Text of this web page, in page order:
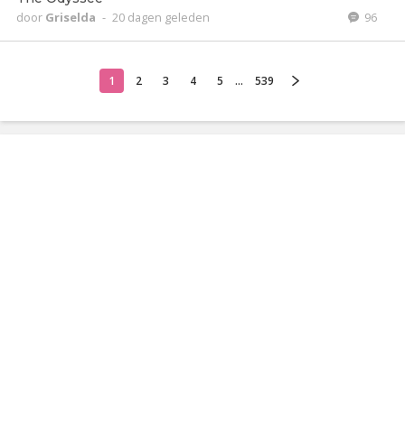
door Griselda - 20 dagen geleden 96
1 2 3 4 5 ... 539